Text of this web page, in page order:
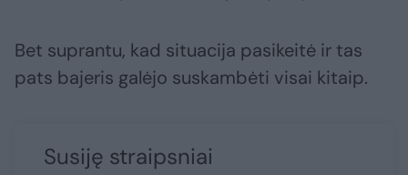
Bet suprantu, kad situacija pasikeitė ir tas
pats bajeris galėjo suskambėti visai kitaip.
Susiję straipsniai